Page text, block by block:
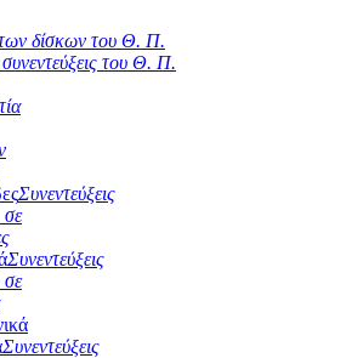
των δίσκων του Θ. Π.
του Θ. Π.
Συνεντεύξεις
Συνεντεύξεις
Συνεντεύξεις